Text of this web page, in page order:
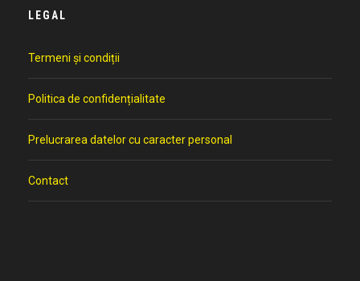
LEGAL
Termeni și condiții
Politica de confidențialitate
Prelucrarea datelor cu caracter personal
Contact